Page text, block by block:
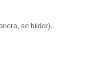
se bilder).